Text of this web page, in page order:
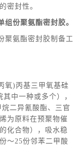
密封性。
份聚氨酯密封胶。
聚氨酯密封胶制备工
氧)丙基三甲氧基硅
中一种或多个），
二异氰酸酯、三官
为原料在预聚物催
化合物），吸水稳
～25份邻苯二甲酸